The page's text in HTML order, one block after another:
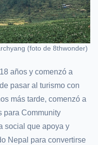
(foto de 8thwonder)
años y comenzó a
pasar al turismo con
más tarde, comenzó a
para Community
social que apoya y
Nepal para convertirse